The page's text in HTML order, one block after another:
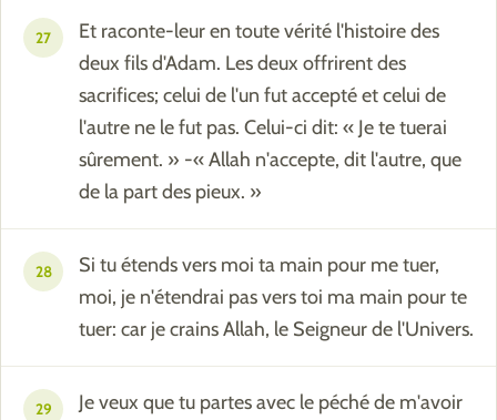
27
Et raconte-leur en toute vérité l'histoire des
deux fils d'Adam. Les deux offrirent des
sacrifices; celui de l'un fut accepté et celui de
l'autre ne le fut pas. Celui-ci dit: « Je te tuerai
sûrement. » -« Allah n'accepte, dit l'autre, que
de la part des pieux. »
28
Si tu étends vers moi ta main pour me tuer,
moi, je n'étendrai pas vers toi ma main pour te
tuer: car je crains Allah, le Seigneur de l'Univers.
29
Je veux que tu partes avec le péché de m'avoir